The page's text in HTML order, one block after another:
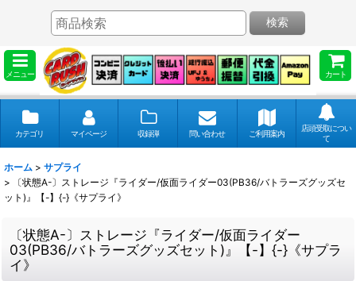
メニュー カート
検索
カテゴリ マイページ 収録弾 問い合わせ ご利用案内
店頭受取につい
て
ホーム > サプライ
>
〔状態A-〕ストレージ『ライダー/仮面ライダー03(PB36/バトラーズグッズセ
ット)』【-】{-}《サプライ》
〔状態A-〕ストレージ『ライダー/仮面ライダー
03(PB36/バトラーズグッズセット)』【-】{-}《サプラ
イ》